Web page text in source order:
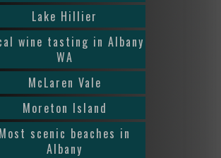
Lake Hillier
wine tasting in Albany
WA
McLaren Vale
Moreton Island
Most scenic beaches in
Albany